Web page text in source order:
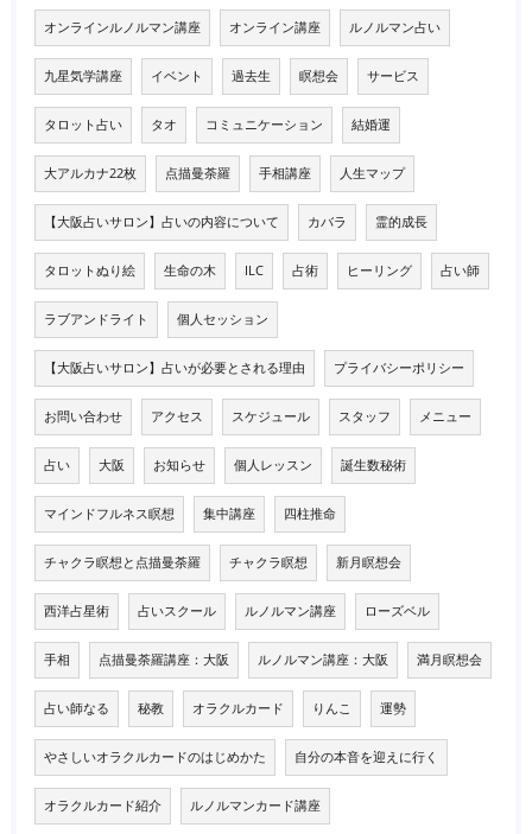
オンラインルノルマン講座 オンライン講座 ルノルマン占い
九星気学講座 イベント 過去生 瞑想会 サービス
タロット占い タオ コミュニケーション 結婚運
大アルカナ22枚 点描曼荼羅 手相講座 人生マップ
【大阪占いサロン】占いの内容について カバラ 霊的成長
タロットぬり絵 生命の木 ILC 占術 ヒーリング 占い師
ラブアンドライト 個人セッション
【大阪占いサロン】占いが必要とされる理由 プライバシーポリシー
お問い合わせ アクセス スケジュール スタッフ メニュー
占い 大阪 お知らせ 個人レッスン 誕生数秘術
マインドフルネス瞑想 集中講座 四柱推命
チャクラ瞑想と点描曼荼羅 チャクラ瞑想 新月瞑想会
西洋占星術 占いスクール ルノルマン講座 ローズベル
手相 点描曼荼羅講座：大阪 ルノルマン講座：大阪 満月瞑想会
占い師なる 秘教 オラクルカード りんこ 運勢
やさしいオラクルカードのはじめかた 自分の本音を迎えに行く
オラクルカード紹介 ルノルマンカード講座